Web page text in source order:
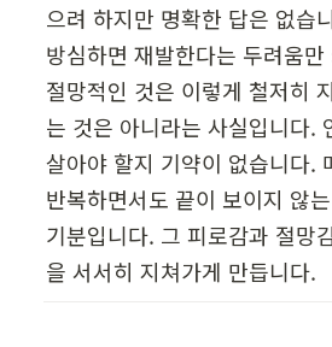
으려 하지만 명확한 답은 없습
방심하면 재발한다는 두려움
절망적인 것은 이렇게 철저히
는 것은 아니라는 사실입니다.
살아야 할지 기약이 없습니다.
반복하면서도 끝이 보이지 않
기분입니다. 그 피로감과 절망
을 서서히 지쳐가게 만듭니다.